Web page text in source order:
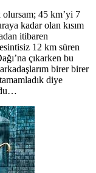
olursam; 45 km’yi 7
kadar olan kısım
itibaren
12 km süren
çıkarken bu
birer birer
diye